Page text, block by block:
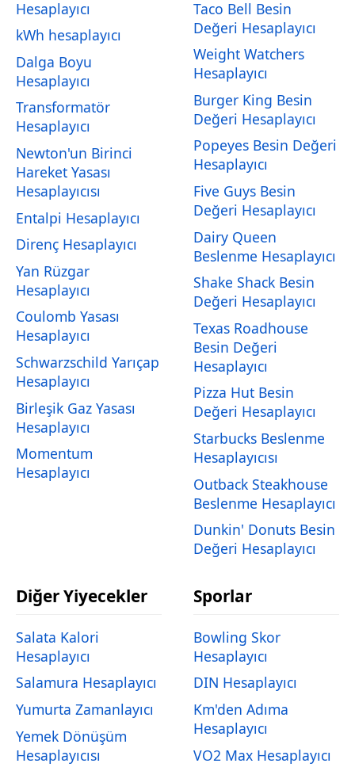
Hesaplayıcı
kWh hesaplayıcı
Dalga Boyu
Hesaplayıcı
Transformatör
Hesaplayıcı
Newton'un Birinci
Hareket Yasası
Hesaplayıcısı
Entalpi Hesaplayıcı
Direnç Hesaplayıcı
Yan Rüzgar
Hesaplayıcı
Coulomb Yasası
Hesaplayıcı
Schwarzschild Yarıçap
Hesaplayıcı
Birleşik Gaz Yasası
Hesaplayıcı
Momentum
Hesaplayıcı
Taco Bell Besin
Değeri Hesaplayıcı
Weight Watchers
Hesaplayıcı
Burger King Besin
Değeri Hesaplayıcı
Popeyes Besin Değeri
Hesaplayıcı
Five Guys Besin
Değeri Hesaplayıcı
Dairy Queen
Beslenme Hesaplayıcı
Shake Shack Besin
Değeri Hesaplayıcı
Texas Roadhouse
Besin Değeri
Hesaplayıcı
Pizza Hut Besin
Değeri Hesaplayıcı
Starbucks Beslenme
Hesaplayıcısı
Outback Steakhouse
Beslenme Hesaplayıcı
Dunkin' Donuts Besin
Değeri Hesaplayıcı
Diğer Yiyecekler
Salata Kalori
Hesaplayıcı
Salamura Hesaplayıcı
Yumurta Zamanlayıcı
Yemek Dönüşüm
Hesaplayıcısı
Sporlar
Bowling Skor
Hesaplayıcı
DIN Hesaplayıcı
Km'den Adıma
Hesaplayıcı
VO2 Max Hesaplayıcı